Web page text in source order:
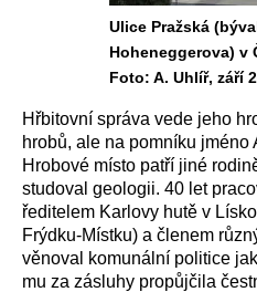
Ulice Pražská
Hoheneggerova) v
Foto: A. Uhlíř, září
Hřbitovní správa vede jeho
hrobů, ale na pomníku
Hrobové místo patří jiné
studoval geologii. 40 let
ředitelem Karlovy hutě v
Frýdku-Místku) a členem
věnoval komunální politice
mu za zásluhy propůjčila